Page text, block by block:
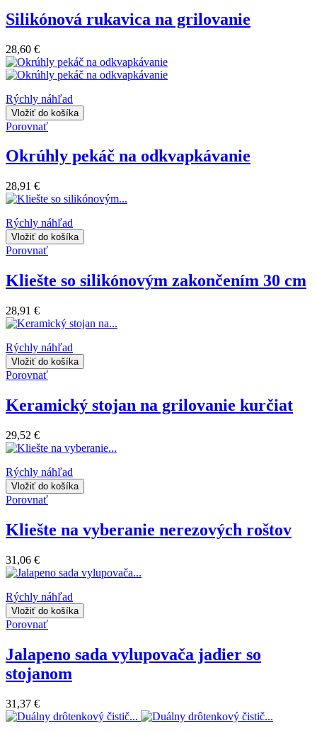
Silikónová rukavica na grilovanie
28,60 €
Rýchly náhľad
Vložiť do košíka
Porovnať
Okrúhly pekáč na odkvapkávanie
28,91 €
Rýchly náhľad
Vložiť do košíka
Porovnať
Kliešte so silikónovým zakončením 30 cm
28,91 €
Rýchly náhľad
Vložiť do košíka
Porovnať
Keramický stojan na grilovanie kurčiat
29,52 €
Rýchly náhľad
Vložiť do košíka
Porovnať
Kliešte na vyberanie nerezových roštov
31,06 €
Rýchly náhľad
Vložiť do košíka
Porovnať
Jalapeno sada vylupovača jadier so
stojanom
31,37 €